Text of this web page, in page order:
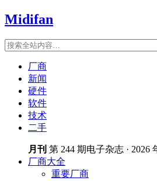
Midifan
厂商
新闻
硬件
软件
技术
二手
月刊 第 244 期电子杂志 · 2026
厂商大全
重要厂商